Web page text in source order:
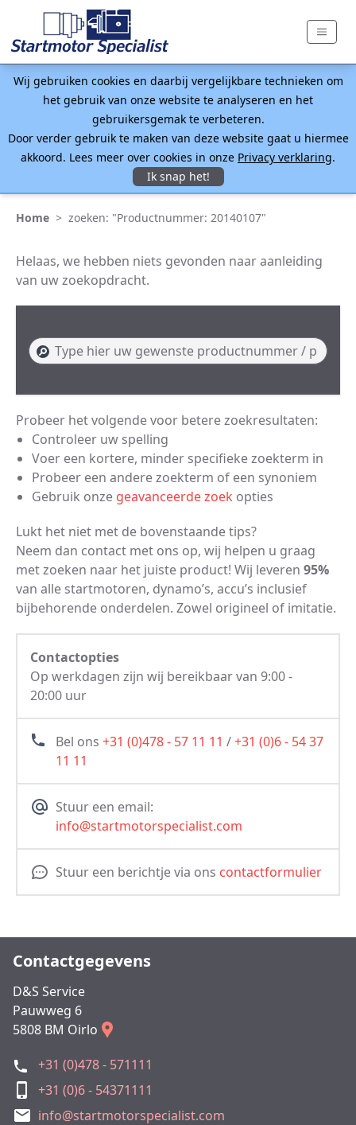
Wij gebruiken cookies en daarbij vergelijkbare technieken om
het gebruik van onze website te analyseren en het
gebruikersgemak te verbeteren.
Door verder gebruik te maken van deze website gaat u hiermee
akkoord. Lees meer over cookies in onze Privacy verklaring.
Ik snap het!
Home > zoeken: "Productnummer: 20140107"
Helaas, we hebben niets gevonden naar aanleiding
van uw zoekopdracht.
Probeer het volgende voor betere zoekresultaten:
Controleer uw spelling
Voer een kortere, minder specifieke zoekterm in
Probeer een andere zoekterm of een synoniem
Gebruik onze geavanceerde zoek opties
Lukt het niet met de bovenstaande tips?
Neem dan contact met ons op, wij helpen u graag
met zoeken naar het juiste product! Wij leveren 95%
van alle startmotoren, dynamo’s, accu’s inclusief
bijbehorende onderdelen. Zowel origineel of imitatie.
Contactopties
Op werkdagen zijn wij bereikbaar van 9:00 -
20:00 uur
Bel ons +31 (0)478 - 57 11 11 /+31 (0)6 - 54 37
11 11
Stuur een email:
info@startmotorspecialist.com
Stuur een berichtje via ons contactformulier
Contactgegevens
D&S Service
Pauwweg 6
5808 BM Oirlo
+31 (0)478 - 571111
+31 (0)6 - 54371111
info@startmotorspecialist.com